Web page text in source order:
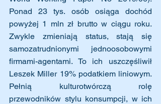
Ponad 23 tys. osób osiąga dochód
powyżej 1 mln zł brutto w ciągu roku.
Zwykle zmieniają status, stają się
samozatrudnionymi jednoosobowymi
firmami-agentami. To ich uszczęśliwił
Leszek Miller 19% podatkiem liniowym.
Pełnią kulturotwórczą rolę
przewodników stylu konsumpcji, w ich